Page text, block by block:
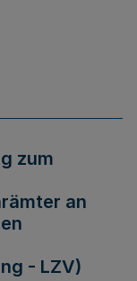
zum
an
- LZV)